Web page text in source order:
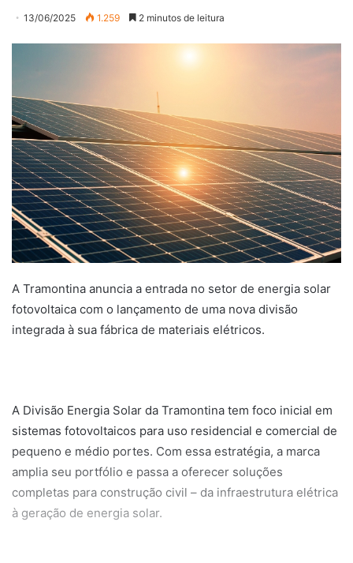
13/06/2025 1.259 2 minutos de leitura
A Tramontina anuncia a entrada no setor de energia solar
fotovoltaica com o lançamento de uma nova divisão
integrada à sua fábrica de materiais elétricos.
A Divisão Energia Solar da Tramontina tem foco inicial em
sistemas fotovoltaicos para uso residencial e comercial de
pequeno e médio portes. Com essa estratégia, a marca
amplia seu portfólio e passa a oferecer soluções
completas para construção civil – da infraestrutura elétrica
à geração de energia solar.